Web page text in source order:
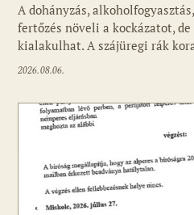
A dohányzás,
fertőzés növeli a kockázatot,
kialakulhat. A szájüregi rák
2026.08.06.